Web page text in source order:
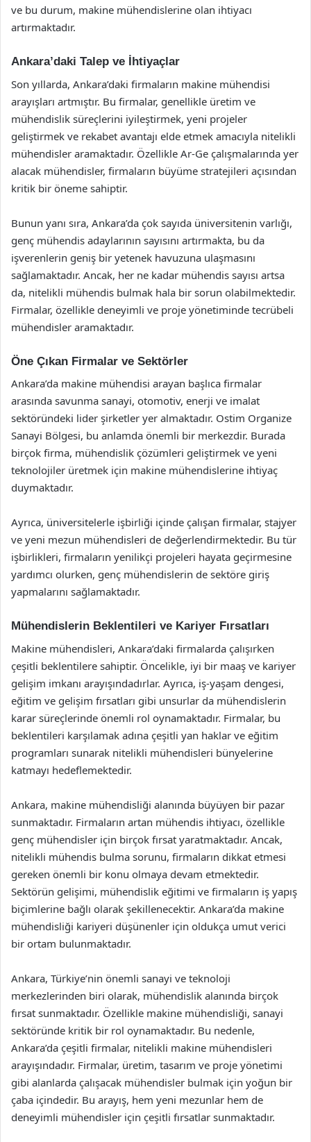
ve bu durum, makine mühendislerine olan ihtiyacı
artırmaktadır.
Ankara’daki Talep ve İhtiyaçlar
Son yıllarda, Ankara’daki firmaların makine mühendisi
arayışları artmıştır. Bu firmalar, genellikle üretim ve
mühendislik süreçlerini iyileştirmek, yeni projeler
geliştirmek ve rekabet avantajı elde etmek amacıyla nitelikli
mühendisler aramaktadır. Özellikle Ar-Ge çalışmalarında yer
alacak mühendisler, firmaların büyüme stratejileri açısından
kritik bir öneme sahiptir.
Bunun yanı sıra, Ankara’da çok sayıda üniversitenin varlığı,
genç mühendis adaylarının sayısını artırmakta, bu da
işverenlerin geniş bir yetenek havuzuna ulaşmasını
sağlamaktadır. Ancak, her ne kadar mühendis sayısı artsa
da, nitelikli mühendis bulmak hala bir sorun olabilmektedir.
Firmalar, özellikle deneyimli ve proje yönetiminde tecrübeli
mühendisler aramaktadır.
Öne Çıkan Firmalar ve Sektörler
Ankara’da makine mühendisi arayan başlıca firmalar
arasında savunma sanayi, otomotiv, enerji ve imalat
sektöründeki lider şirketler yer almaktadır. Ostim Organize
Sanayi Bölgesi, bu anlamda önemli bir merkezdir. Burada
birçok firma, mühendislik çözümleri geliştirmek ve yeni
teknolojiler üretmek için makine mühendislerine ihtiyaç
duymaktadır.
Ayrıca, üniversitelerle işbirliği içinde çalışan firmalar, stajyer
ve yeni mezun mühendisleri de değerlendirmektedir. Bu tür
işbirlikleri, firmaların yenilikçi projeleri hayata geçirmesine
yardımcı olurken, genç mühendislerin de sektöre giriş
yapmalarını sağlamaktadır.
Mühendislerin Beklentileri ve Kariyer Fırsatları
Makine mühendisleri, Ankara’daki firmalarda çalışırken
çeşitli beklentilere sahiptir. Öncelikle, iyi bir maaş ve kariyer
gelişim imkanı arayışındadırlar. Ayrıca, iş-yaşam dengesi,
eğitim ve gelişim fırsatları gibi unsurlar da mühendislerin
karar süreçlerinde önemli rol oynamaktadır. Firmalar, bu
beklentileri karşılamak adına çeşitli yan haklar ve eğitim
programları sunarak nitelikli mühendisleri bünyelerine
katmayı hedeflemektedir.
Ankara, makine mühendisliği alanında büyüyen bir pazar
sunmaktadır. Firmaların artan mühendis ihtiyacı, özellikle
genç mühendisler için birçok fırsat yaratmaktadır. Ancak,
nitelikli mühendis bulma sorunu, firmaların dikkat etmesi
gereken önemli bir konu olmaya devam etmektedir.
Sektörün gelişimi, mühendislik eğitimi ve firmaların iş yapış
biçimlerine bağlı olarak şekillenecektir. Ankara’da makine
mühendisliği kariyeri düşünenler için oldukça umut verici
bir ortam bulunmaktadır.
Ankara, Türkiye’nin önemli sanayi ve teknoloji
merkezlerinden biri olarak, mühendislik alanında birçok
fırsat sunmaktadır. Özellikle makine mühendisliği, sanayi
sektöründe kritik bir rol oynamaktadır. Bu nedenle,
Ankara’da çeşitli firmalar, nitelikli makine mühendisleri
arayışındadır. Firmalar, üretim, tasarım ve proje yönetimi
gibi alanlarda çalışacak mühendisler bulmak için yoğun bir
çaba içindedir. Bu arayış, hem yeni mezunlar hem de
deneyimli mühendisler için çeşitli fırsatlar sunmaktadır.